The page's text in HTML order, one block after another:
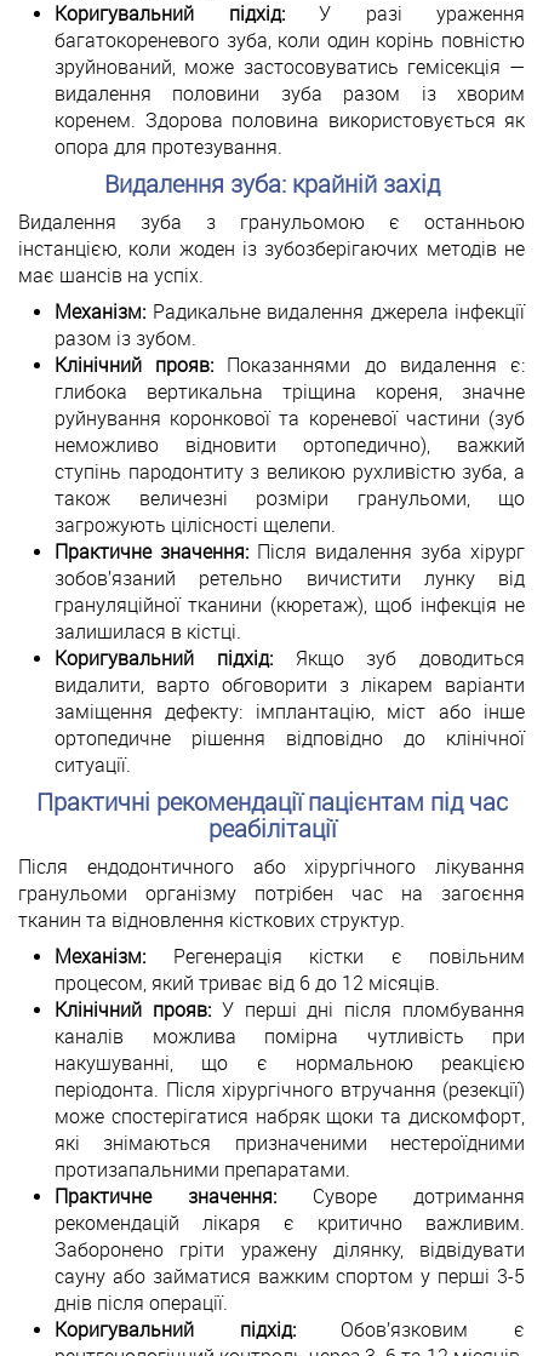
Коригувальний підхід:У разі ураження
багатокореневого зуба, коли один корінь повністю
зруйнований, може застосовуватись гемісекція —
видалення половини зуба разом із хворим
коренем. Здорова половина використовується як
опора для протезування.
Видалення зуба: крайній захід
Видалення зуба з гранульомою є останньою
інстанцією, коли жоден із зубозберігаючих методів не
має шансів на успіх.
Механізм: Радикальне видалення джерела інфекції
разом із зубом.
Клінічний прояв: Показаннями до видалення є:
глибока вертикальна тріщина кореня, значне
руйнування коронкової та кореневої частини (зуб
неможливо відновити ортопедично), важкий
ступінь пародонтиту з великою рухливістю зуба, а
також величезні розміри гранульоми, що
загрожують цілісності щелепи.
Практичне значення: Після видалення зуба хірург
зобов’язаний ретельно вичистити лунку від
грануляційної тканини (кюретаж), щоб інфекція не
залишилася в кістці.
Коригувальний підхід:Якщо зуб доводиться
видалити, варто обговорити з лікарем варіанти
заміщення дефекту: імплантацію, міст або інше
ортопедичне рішення відповідно до клінічної
ситуації.
Практичні рекомендації пацієнтам під час
реабілітації
Після ендодонтичного або хірургічного лікування
гранульоми організму потрібен час на загоєння
тканин та відновлення кісткових структур.
Механізм: Регенерація кістки є повільним
процесом, який триває від 6 до 12 місяців.
Клінічний прояв:У перші дні після пломбування
каналів можлива помірна чутливість при
накушуванні, що є нормальною реакцією
періодонта. Після хірургічного втручання (резекції)
може спостерігатися набряк щоки та дискомфорт,
які знімаються призначеними нестероїдними
протизапальними препаратами.
Практичне значення: Суворе дотримання
рекомендацій лікаря є критично важливим.
Заборонено гріти уражену ділянку, відвідувати
сауну або займатися важким спортом у перші 3-5
днів після операції.
Коригувальний підхід:Обов’язковим є